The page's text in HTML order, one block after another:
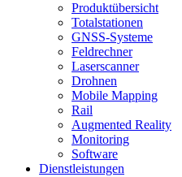
Produktübersicht
Totalstationen
GNSS-Systeme
Feldrechner
Laserscanner
Drohnen
Mobile Mapping
Rail
Augmented Reality
Monitoring
Software
Dienstleistungen